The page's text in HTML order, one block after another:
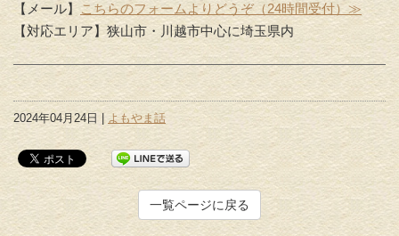
【メール】 こちらのフォームよりどうぞ（24時間受付）≫
【対応エリア】狭山市・川越市中心に埼玉県内
2024年04月24日 | よもやま話
一覧ページに戻る